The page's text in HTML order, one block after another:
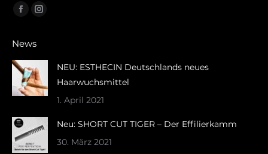
Finden Sie uns auf:
Facebook
opens
in
new
window
Instagram
in
new
window
News
NEU: ESTHECIN Deutschlands neues
Haarwuchsmittel
1. April 2021
Neu: SHORT CUT TIGER – Der Effilierkamm
30. März 2021